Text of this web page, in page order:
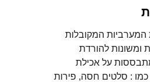
המערביות המקובלות
ומשונות להורדת
על אכילת
כמו : סלטים חסה, פירות